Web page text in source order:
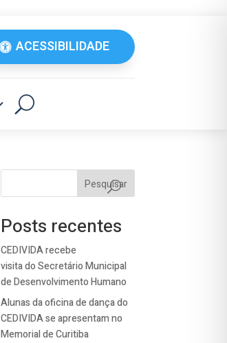
ACESSIBILIDADE
Pesquisar
Posts recentes
CEDIVIDA recebe
visita do Secretário Municipal
de Desenvolvimento Humano
Alunas da oficina de dança do
CEDIVIDA se apresentam no
Memorial de Curitiba